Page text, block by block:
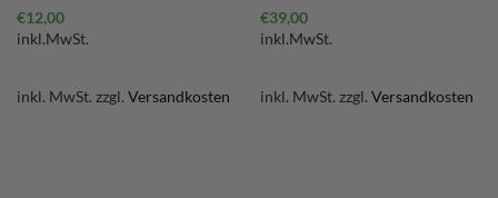
€12,00
inkl.MwSt.
inkl. MwSt. zzgl. Versandkosten
€39,00
inkl.MwSt.
inkl. MwSt. zzgl. Versandkosten